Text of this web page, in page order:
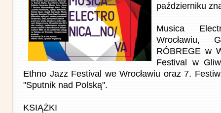
październiku
Musica
Wrocławiu,
RÓBREGE w
Festival w
Ethno Jazz Festival we Wrocławiu oraz 7.
"Sputnik nad Polską".
KSIĄŻKI